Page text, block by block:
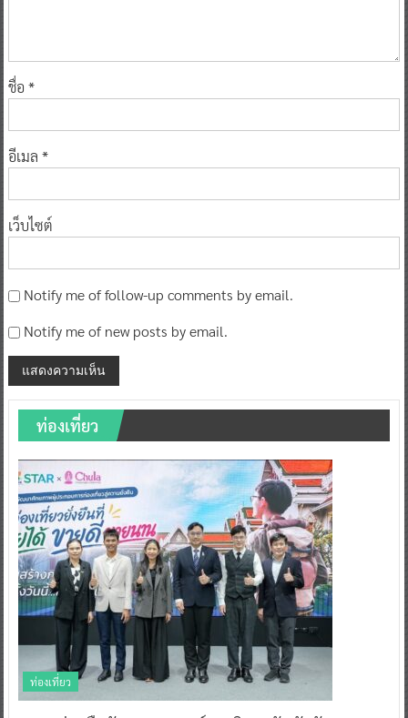
ชื่อ *
อีเมล *
เว็บไซต์
Notify me of follow-up comments by email.
Notify me of new posts by email.
ท่องเที่ยว
ท่องเที่ยว